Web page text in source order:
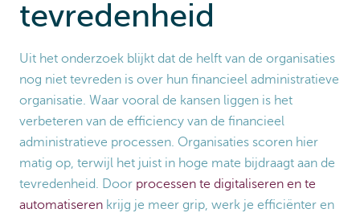
tevredenheid
Uit het onderzoek blijkt dat de helft van de organisaties
nog niet tevreden is over hun financieel administratieve
organisatie. Waar vooral de kansen liggen is het
verbeteren van de efficiency van de financieel
administratieve processen. Organisaties scoren hier
matig op, terwijl het juist in hoge mate bijdraagt aan de
tevredenheid. Door processen te digitaliseren en te
automatiseren krijg je meer grip, werk je efficiënter en